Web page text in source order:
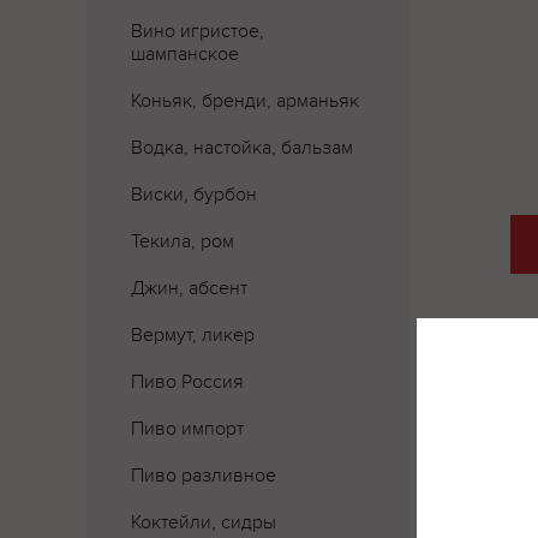
Вино игристое,
шампанское
Коньяк, бренди, арманьяк
Водка, настойка, бальзам
Виски, бурбон
Текила, ром
Джин, абсент
Вермут, ликер
Пиво Россия
Пиво импорт
Пиво разливное
Коктейли, сидры